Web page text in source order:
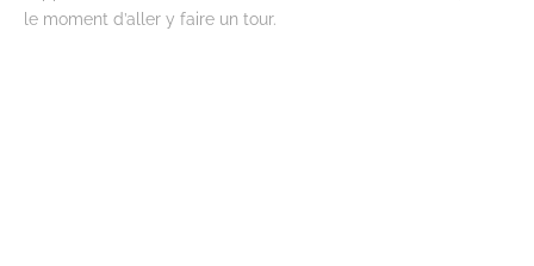
le moment d’aller y faire un tour.